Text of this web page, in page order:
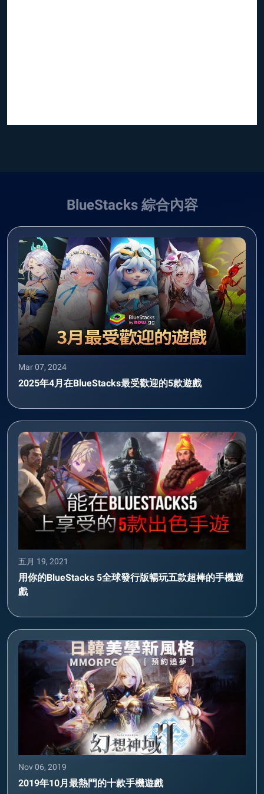
BlueStacks 綜合內容
Mar 07, 2024
2025年4月在BlueStacks最受歡迎的5款遊戲
五月 19, 2021
用你的BlueStacks 5全球發行版暢玩五款超棒的手機遊
戲
Nov 06, 2019
2019年10月最熱門的十款手機遊戲